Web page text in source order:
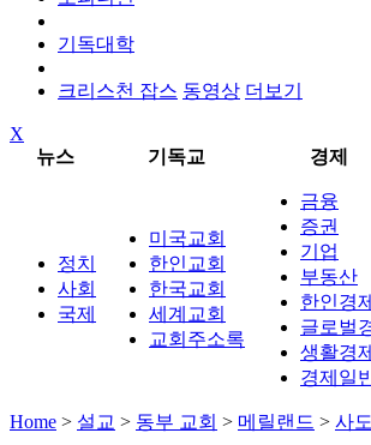
기독대학
크리스천 잡스 동영상 더보기
X
뉴스
기독교 경제
정치
사회
국제
미국교회
한인교회
한국교회
세계교회
교회주소록
금융
증권
기업
부동산
한인경제
글로벌
생활경제
경제일
Home > 설교 > 동부 교회 > 메릴랜드 > 사